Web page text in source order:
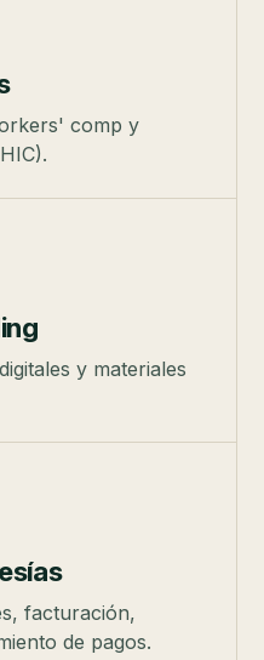
comp y
y materiales
facturación,
de pagos.